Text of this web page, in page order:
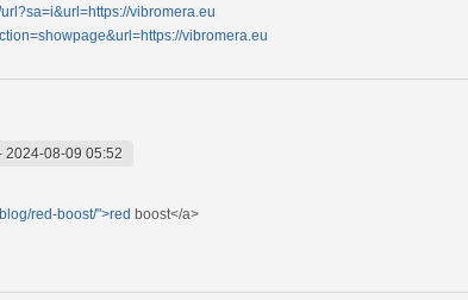
vibromera.eu
vibromera.eu
2024-08-09 05:52
red-boost/">red boost</a>